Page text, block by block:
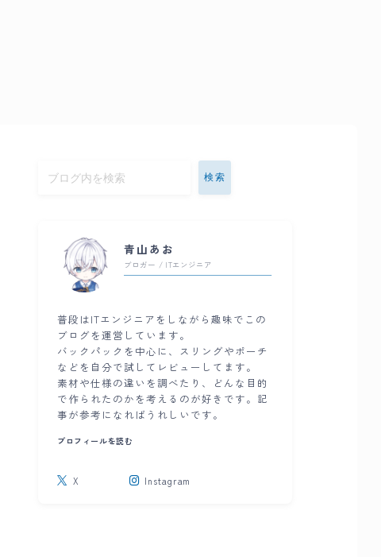
検索
青山あお
ブロガー / ITエンジニア
普段はITエンジニアをしながら趣味でこの
ブログを運営しています。
バックパックを中心に、スリングやポーチ
などを自分で試してレビューしてます。
素材や仕様の違いを調べたり、どんな目的
で作られたのかを考えるのが好きです。記
事が参考になればうれしいです。
プロフィールを読む
X Instagram